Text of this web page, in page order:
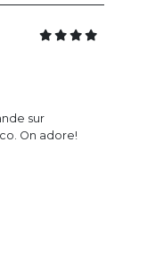
sur
On adore!